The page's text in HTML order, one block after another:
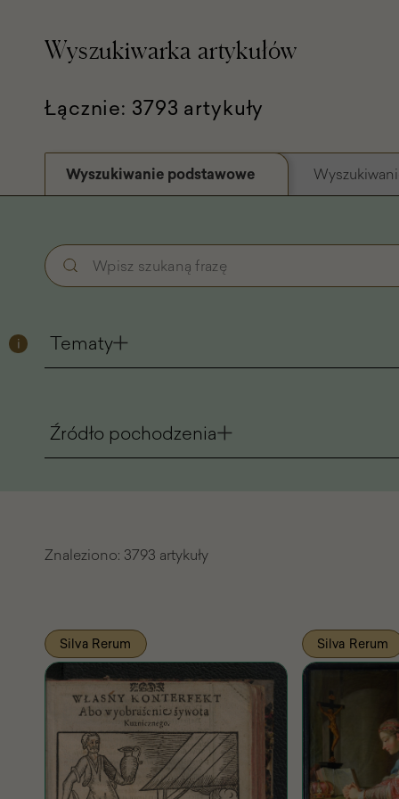
Wyszukiwarka artykułów
Łącznie: 3793 artykuły
Wyszukiwanie podstawowe
Wyszukiwanie
podstawowe
-
Filtry
Wpisz
szukaną
frazę
Tematy
Źródło pochodzenia
Znaleziono: 3793 artykuły
Lista
znalezionych
artykułów
Pasażu
Wiedzy
Silva Rerum Silva Rerum